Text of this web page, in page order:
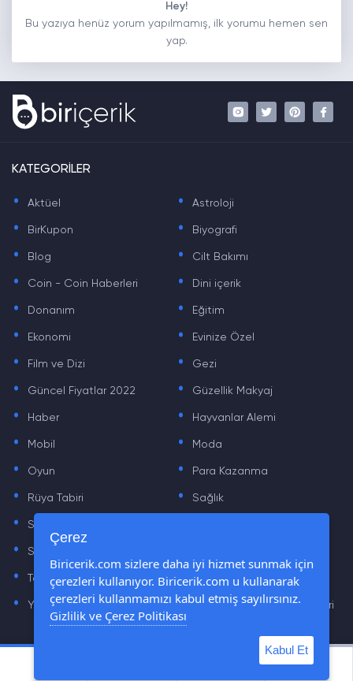
Hey!
Bu yazıya henüz yorum yapılmamış, ilk yorumu hemen sen
yap.
KATEGORİLER
. Aktüel . Astroloji
. BirKupon . Biyografi
. Blog . Cilt Bakımı
. Coin - Coin Haberleri . Dini içerik
. Donanım . Eğitim
. Ekonomi . Evinize Özel
. Film ve Dizi . Gezi
. Güncel Fiyatlar 2022 . Güzellik Makyaj
. Haber . Hayvanlar Alemi
. Mobil . Moda
. Oyun . Para Kazanma
. Rüya Tabiri . Sağlık
. Sinema .
. Sözler
. Teknoloji Haberleri . Yaşam
. Yazılım Haberleri . Yiyecek Önerileri ve Tarifleri
Çerez
Biricerik.com sizlere daha iyi hizmet sunmak için
çerezleri kullanıyor. Biricerik.com u kullanarak
çerezleri kullanmamızı kabul etmiş sayılırsınız.
Gizlilik ve Çerez Politikası
Kabul Et